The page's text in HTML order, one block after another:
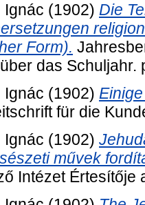
Ignác (1902) Die
Form).
das Schuljahr.
Ignác (1902)
für die
Ignác (1902)
művek
Intézet Értesítője